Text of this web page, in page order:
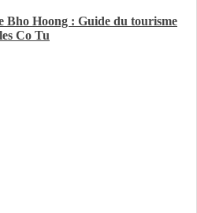
Bho Hoong : Guide du tourisme
Co Tu